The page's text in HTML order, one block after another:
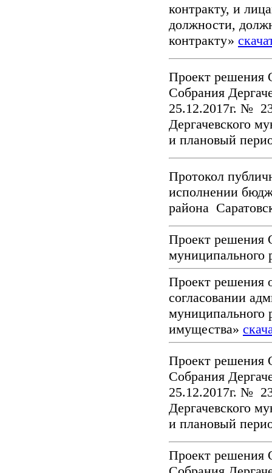
контракту, и
должности,
контракту»
Проект решения
Собрания
25.12.2017г. №
Дергачевского
и плановый
Протокол
исполнении
района
Проект решения
муниципального
Проект решения
согласовании
муниципального
имущества»
Проект решения
Собрания
25.12.2017г. №
Дергачевского
и плановый
Проект решения